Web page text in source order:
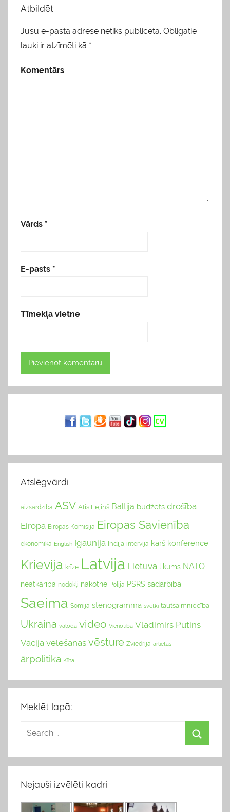
Atbildēt
Jūsu e-pasta adrese netiks publicēta. Obligātie
lauki ir atzīmēti kā *
Komentārs
Vārds *
E-pasts *
Tīmekļa vietne
Atslēgvārdi
aizsardzība ASV Atis Lejiņš Baltija budžets drošība
Eiropa Eiropas Komisija Eiropas Savienība
ekonomika English Igaunija Indija intervija karš konference
Krievija krīze Latvija Lietuva likums NATO
neatkarība nodokļi nākotne Polija PSRS sadarbība
Saeima Somija stenogramma svētki tautsaimniecība
Ukraina valoda video Vienotība Vladimirs Putins
Vācija vēlēšanas vēsture Zviedrija ārlietas
ārpolitika Ķīna
Meklēt lapā:
Nejauši izvēlēti kadri